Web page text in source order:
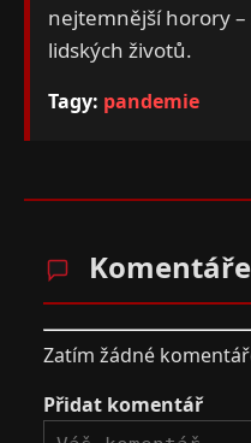
nejtemnější horory
lidských životů.
Tagy: pandemie
Komentáře
Zatím žádné
Přidat komentář